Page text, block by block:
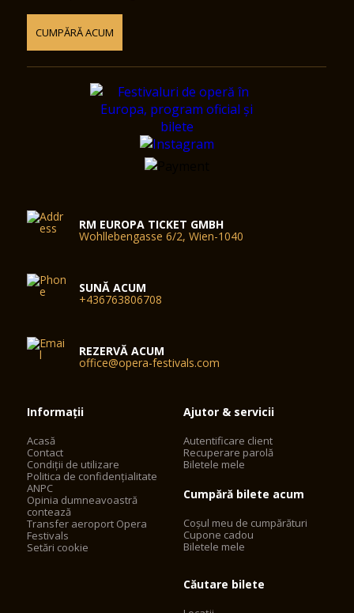
CUMPĂRĂ ACUM
RM EUROPA TICKET GMBH
Wohllebengasse 6/2, Wien-1040
SUNĂ ACUM
+436763806708
REZERVĂ ACUM
office@opera-festivals.com
Informații
Acasă
Contact
Condiții de utilizare
Politica de confidențialitate
ANPC
Opinia dumneavoastră
contează
Transfer aeroport Opera
Festivals
Setări cookie
Ajutor & servicii
Autentificare client
Recuperare parolă
Biletele mele
Cumpără bilete acum
Coșul meu de cumpărături
Cupone cadou
Biletele mele
Căutare bilete